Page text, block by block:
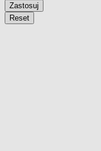
Zastosuj
Reset